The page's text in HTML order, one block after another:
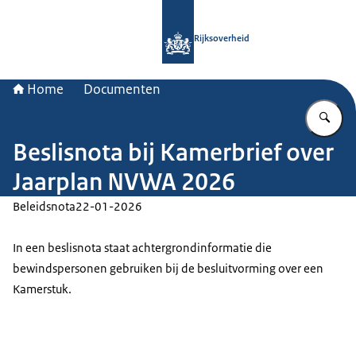
Rijksoverheid
Home Documenten
Beslisnota bij Kamerbrief over
Jaarplan NVWA 2026
Beleidsnota22-01-2026
In een beslisnota staat achtergrondinformatie die
bewindspersonen gebruiken bij de besluitvorming over een
Kamerstuk.